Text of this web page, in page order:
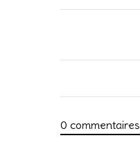
0 commentaires